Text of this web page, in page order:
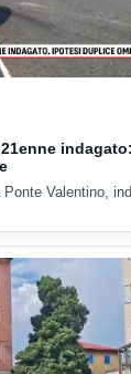
Ponte Valentino,